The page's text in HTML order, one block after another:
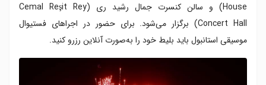
House) و سالن کنسرت جمال رشید ری (Cemal Reşit Rey
Concert Hall) برگزار می‌شود. برای حضور در اجراهای فستیوال
موسیقی استانبول باید بلیط‌ خود را به‌صورت آنلاین رزرو کنید.